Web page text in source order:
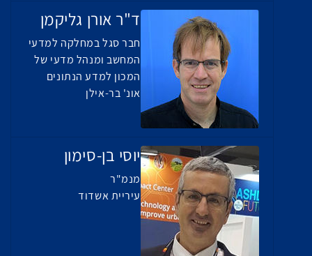
ד"ר אורן גליקמן
חבר סגל במחלקה למדעי
המחשב ומנהל מדעי של
המכון למדע הנתונים
אונ' בר-אילן
יוסי בן-סימון
מנמ"ר
עיריית אשדוד